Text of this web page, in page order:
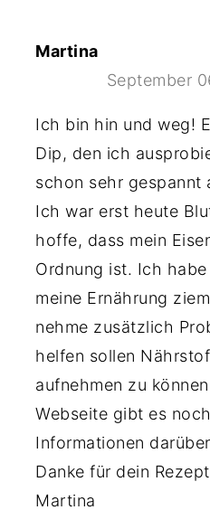
Martina
September
Ich bin hin und weg!
Dip, den ich
schon sehr gespannt
Ich war erst heute
hoffe, dass mein
Ordnung ist. Ich
meine Ernährung
nehme zusätzlich
helfen sollen
aufnehmen zu
Webseite gibt es
Informationen
Danke für dein
Martina